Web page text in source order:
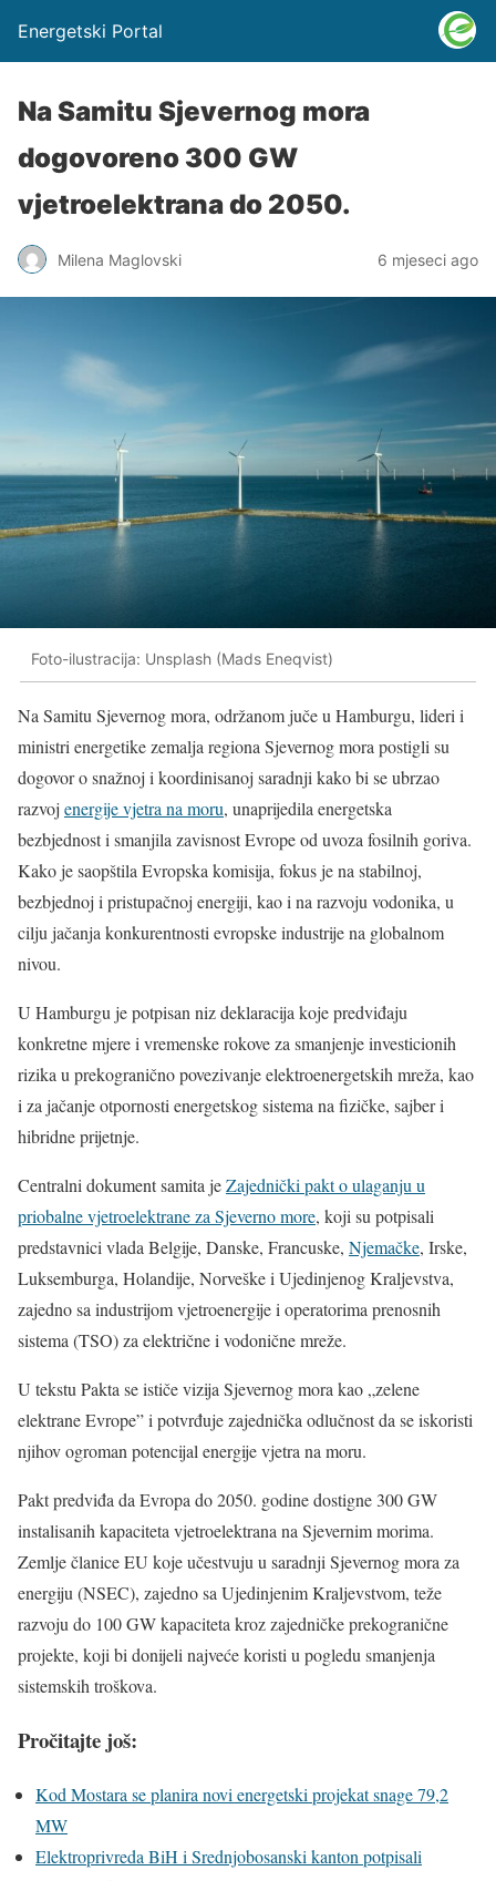
Energetski Portal
Na Samitu Sjevernog mora
dogovoreno 300 GW
vjetroelektrana do 2050.
Milena Maglovski 6 mjeseci ago
Foto-ilustracija: Unsplash (Mads Eneqvist)
Na Samitu Sjevernog mora, održanom juče u Hamburgu, lideri i
ministri energetike zemalja regiona Sjevernog mora postigli su
dogovor o snažnoj i koordinisanoj saradnji kako bi se ubrzao
razvoj energije vjetra na moru, unaprijedila energetska
bezbjednost i smanjila zavisnost Evrope od uvoza fosilnih goriva.
Kako je saopštila Evropska komisija, fokus je na stabilnoj,
bezbjednoj i pristupačnoj energiji, kao i na razvoju vodonika, u
cilju jačanja konkurentnosti evropske industrije na globalnom
nivou.
U Hamburgu je potpisan niz deklaracija koje predviđaju
konkretne mjere i vremenske rokove za smanjenje investicionih
rizika u prekogranično povezivanje elektroenergetskih mreža, kao
i za jačanje otpornosti energetskog sistema na fizičke, sajber i
hibridne prijetnje.
Centralni dokument samita jeZajednički pakt o ulaganju u
priobalne vjetroelektrane za Sjeverno more, koji su potpisali
predstavnici vlada Belgije, Danske, Francuske, Njemačke, Irske,
Luksemburga, Holandije, Norveške i Ujedinjenog Kraljevstva,
zajedno sa industrijom vjetroenergije i operatorima prenosnih
sistema (TSO) za električne i vodonične mreže.
U tekstu Pakta se ističe vizija Sjevernog mora kao „zelene
elektrane Evrope” i potvrđuje zajednička odlučnost da se iskoristi
njihov ogroman potencijal energije vjetra na moru.
Pakt predviđa da Evropa do 2050. godine dostigne 300 GW
instalisanih kapaciteta vjetroelektrana na Sjevernim morima.
Zemlje članice EU koje učestvuju u saradnji Sjevernog mora za
energiju (NSEC), zajedno sa Ujedinjenim Kraljevstvom, teže
razvoju do 100 GW kapaciteta kroz zajedničke prekogranične
projekte, koji bi donijeli najveće koristi u pogledu smanjenja
sistemskih troškova.
Pročitajte još:
Kod Mostara se planira novi energetski projekat snage 79,2
MW
Elektroprivreda BiH i Srednjobosanski kanton potpisali